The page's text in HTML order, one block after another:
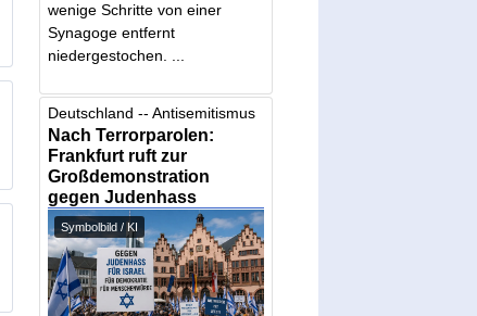
wenige Schritte von einer
Synagoge entfernt
niedergestochen. ...
Deutschland -- Antisemitismus
Nach Terrorparolen:
Frankfurt ruft zur
Großdemonstration
gegen Judenhass
Symbolbild / KI